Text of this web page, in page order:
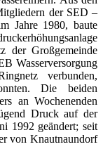
der SED –
Jahre 1980, baute
der Großgemeinde
Wasserversorgung
verbunden,
Die beiden
an Wochenenden
Druck auf der
1992 geändert; seit
von Knautnaundorf